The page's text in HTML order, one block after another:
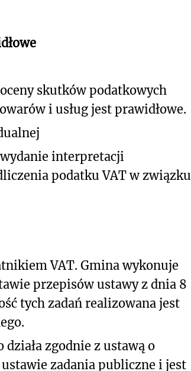
skutków podatkowych
i usług jest prawidłowe.
wydanie interpretacji
podatku VAT w związku
VAT. Gmina wykonuje
przepisów ustawy z dnia 8
tych zadań realizowana jest
zgodnie z ustawą o
zadania publiczne i jest